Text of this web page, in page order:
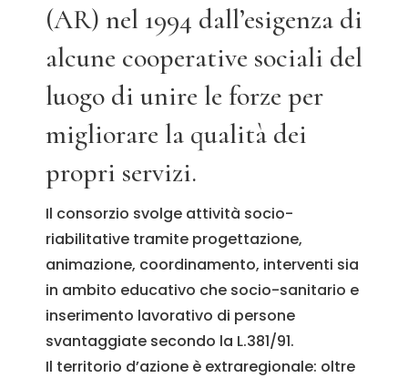
(AR) nel 1994 dall’esigenza di
alcune cooperative sociali del
luogo di unire le forze per
migliorare la qualità dei
propri servizi.
Il consorzio svolge attività socio-
riabilitative tramite progettazione,
animazione, coordinamento, interventi sia
in ambito educativo che socio-sanitario e
inserimento lavorativo di persone
svantaggiate secondo la L.381/91.
Il territorio d’azione è extraregionale: oltre